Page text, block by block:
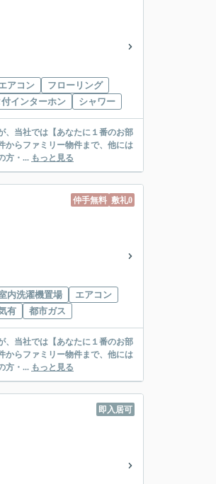
アコン
フローリング
インターホン シャワー
中の方・... もっと見る
仲手無料 敷礼0
内洗濯機置場
エアコン
有 都市ガス
中の方・... もっと見る
即入居可